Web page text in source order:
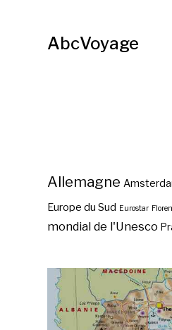
AbcVoyage
Allemagne
Europe du Sud Eurostar
mondial de l'Unesco